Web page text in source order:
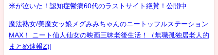
米が泣いた！認知症鬱病60代のラストサイト絶賛！公開中
魔法熟女/美魔女ッ娘メグみみちゃんのニートッフルステーション
MAX！ ニート仙人仙女の映画三昧老後生活！（無職孤独居老人的
まとめ速報Z)]